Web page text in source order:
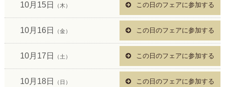
10月15日 （木） この日のフェアに参加する
10月16日 （金） この日のフェアに参加する
10月17日 （土） この日のフェアに参加する
10月18日 （日） この日のフェアに参加する